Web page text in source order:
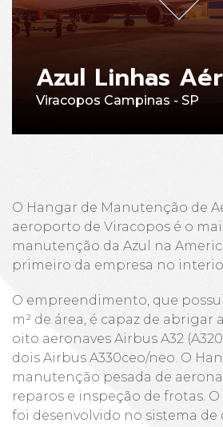
Azul Linhas
Viracopos Campinas - SP
O Hangar de Manutenção de
aeroporto de Viracopos é o
manutenção da Azul na
primeiro da empresa no
O empreendimento, que
m² de área, é capaz de abrigar
oito aeronaves Airbus A32
dois Airbus A330ceo/neo. O
manutenção pesada de
reparos e inspeção de frotas.
foi desenvolvido no sistema